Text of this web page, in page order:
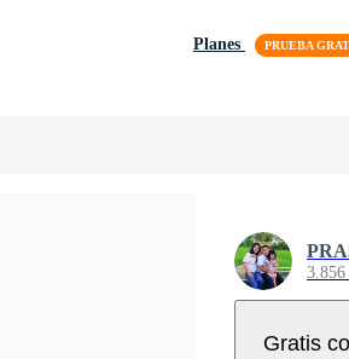
Planes
3.856
Gratis